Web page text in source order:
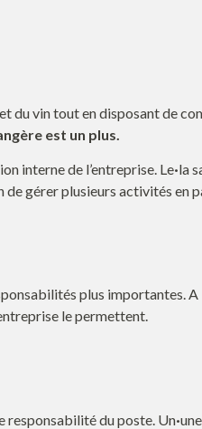
du vin tout en disposant de
est un plus.
interne de l’entreprise. Le·la
de gérer plusieurs activités en
plus importantes. A
le permettent.
responsabilité du poste. Un·